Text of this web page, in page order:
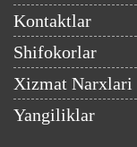
Kontaktlar
Shifokorlar
Xizmat Narxlari
Yangiliklar